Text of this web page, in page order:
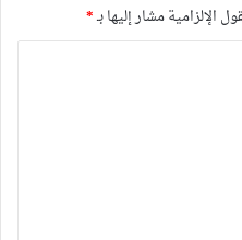
الإلزامية مشار إليها بـ*